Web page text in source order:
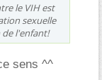
le VIH est
sexuelle
de l'enfant!
sens ^^